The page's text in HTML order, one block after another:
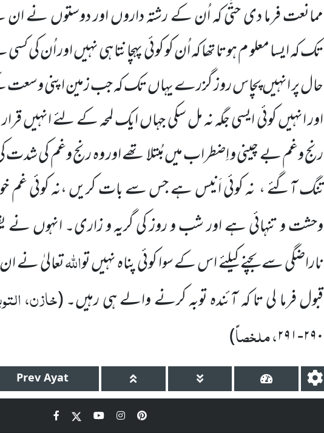
ممانعت فرما دی حتّٰیکہ اُن کے رشتہ داروں اور دوستوں نے
تک کہ ایسا معلو م ہوتا تھا کہ اُن کو کوئی پہچانتا ہی نہیں اور اُن
حال پر انہیں پچاسروز گزرے یہاں تک کہ جب زمین اپنی وسعت
اور انہیں کوئی ایسی جگہ نہ مل سکی جہاں ایک لمحہکے لئے انہیں
رنج وغم بے چینی و اِضطراب میں مُبتلا تھے اور وہرنج وغم کی شدت
تنگ آگئے ، نہ کوئی اَنیس ہے جس سے بات کریں ،نہ کوئی غم
وحشت و تنہائیہے اور شب و روز کی گریہ و زاری۔ انہوں نے
ناراضگی سے بچنے کیلئے اس کے سوا کوئی پناہنہیں تواللہتعالیٰ نے ان
قبول فرما لی تا کہ آئندہ توبہ کرنے والے ہی رہیں۔(خازن،
۲۹۰-۲۹۱، ملخصاً)
Prev Ayat